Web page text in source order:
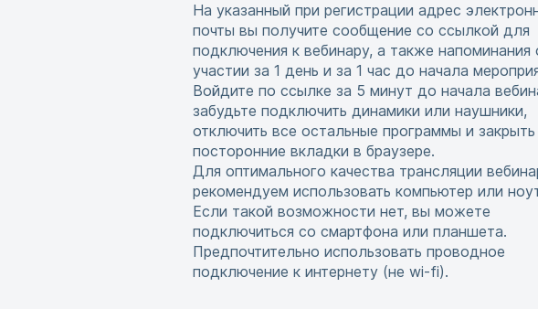
На указанный при регистрации адрес
почты вы получите сообщение со ссылкой для
подключения к вебинару, а также напоминания
участии за 1 день и за 1 час до начала
Войдите по ссылке за 5 минут до начала
забудьте подключить динамики или наушники,
отключить все остальные программы и закрыть
посторонние вкладки в браузере.
Для оптимального качества трансляции
рекомендуем использовать компьютер или
Если такой возможности нет, вы можете
подключиться со смартфона или планшета.
Предпочтительно использовать проводное
подключение к интернету (не wi-fi).